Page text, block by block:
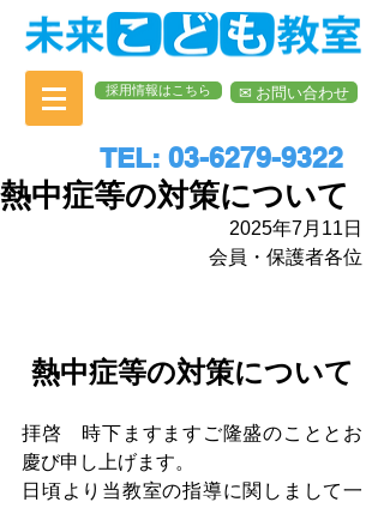
採用情報はこちら ✉︎ お問い合わせ
TEL: 03-6279-9322
熱中症等の対策について
2025年7月11日
会員・保護者各位
熱中症等の対策について
拝啓　時下ますますご隆盛のこととお
慶び申し上げます。
日頃より当教室の指導に関しまして一